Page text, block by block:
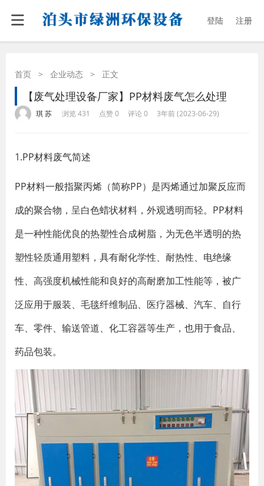
登陆 注册
首页 > 企业动态 > 正文
【废气处理设备厂家】PP材料废气怎么处理
琪 苏 浏览 431 点赞 0 评论 0 3年前 (2023-06-29)
1.PP材料废气简述
PP材料一般指聚丙烯（简称PP）是丙烯通过加聚反应而
成的聚合物，呈白色蜡状材料，外观透明而轻。PP材料
是一种性能优良的热塑性合成树脂，为无色半透明的热
塑性轻质通用塑料，具有耐化学性、耐热性、电绝缘
性、高强度机械性能和良好的高耐磨加工性能等，被广
泛应用于服装、毛毯纤维制品、医疗器械、汽车、自行
车、零件、输送管道、化工容器等生产，也用于食品、
药品包装。